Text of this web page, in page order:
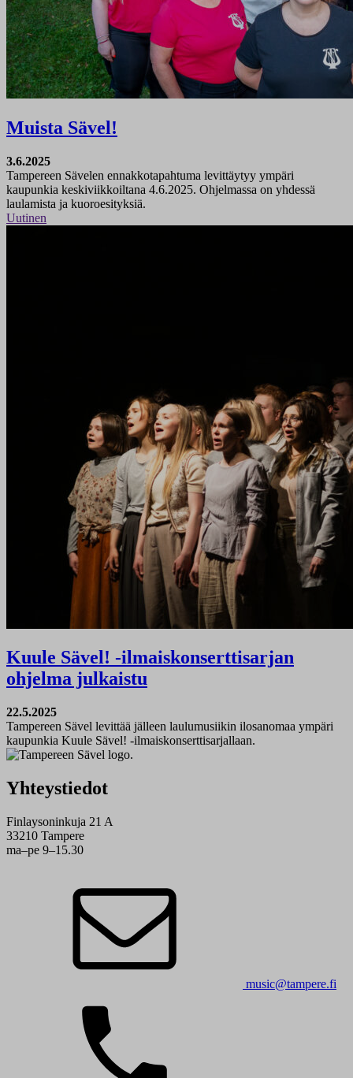
Muista Sävel!
3.6.2025
Tampereen Sävelen ennakkotapahtuma levittäytyy ympäri
kaupunkia keskiviikkoiltana 4.6.2025. Ohjelmassa on yhdessä
laulamista ja kuoroesityksiä.
Uutinen
Kuule Sävel! -ilmaiskonserttisarjan
ohjelma julkaistu
22.5.2025
Tampereen Sävel levittää jälleen laulumusiikin ilosanomaa ympäri
kaupunkia Kuule Sävel! -ilmaiskonserttisarjallaan.
Yhteystiedot
Finlaysoninkuja 21 A
33210 Tampere
ma–pe 9–15.30
music@tampere.fi